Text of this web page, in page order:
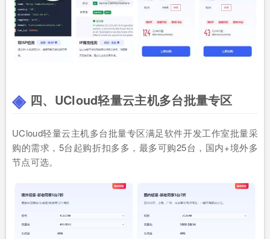
四、UCloud轻量云主机多台批量专区
UCloud轻量云主机多台批量专区满足软件开发工作室批量采
购的需求，5台起购折扣多多，最多可购25台，国内+境外多
节点可选。